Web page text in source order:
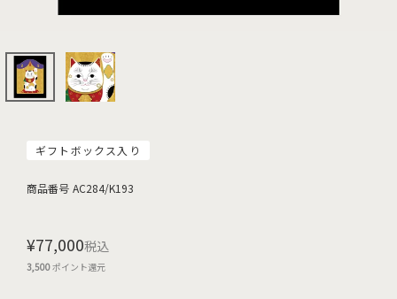
ギフトボックス入り
商品番号 AC284/K193
¥77,000税込
3,500ポイント還元